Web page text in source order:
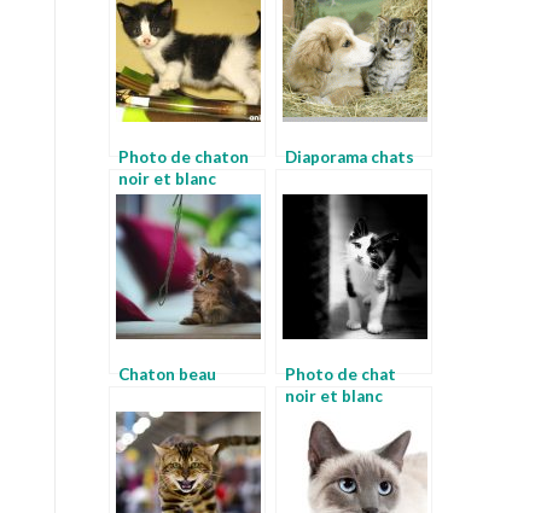
Photo de chaton
noir et blanc
Diaporama chats
Chaton beau
Photo de chat
noir et blanc